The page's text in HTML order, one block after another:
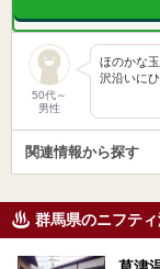
50代～
男性
ほのかな
沢沿いに
関連情報から探す
群馬県のニフテ